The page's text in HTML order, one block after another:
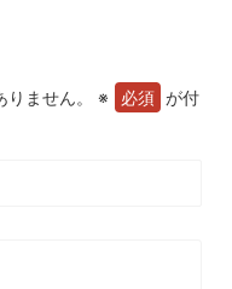
ません。 ※
が付